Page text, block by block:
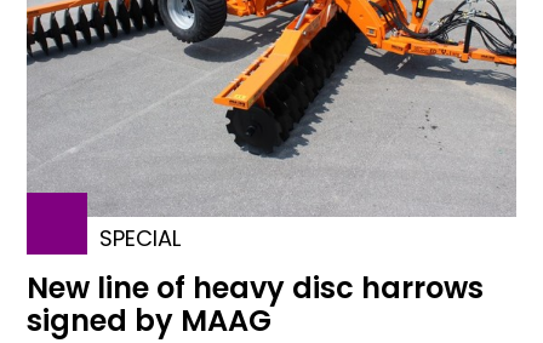
SPECIAL
New line of heavy disc harrows
signed by MAAG